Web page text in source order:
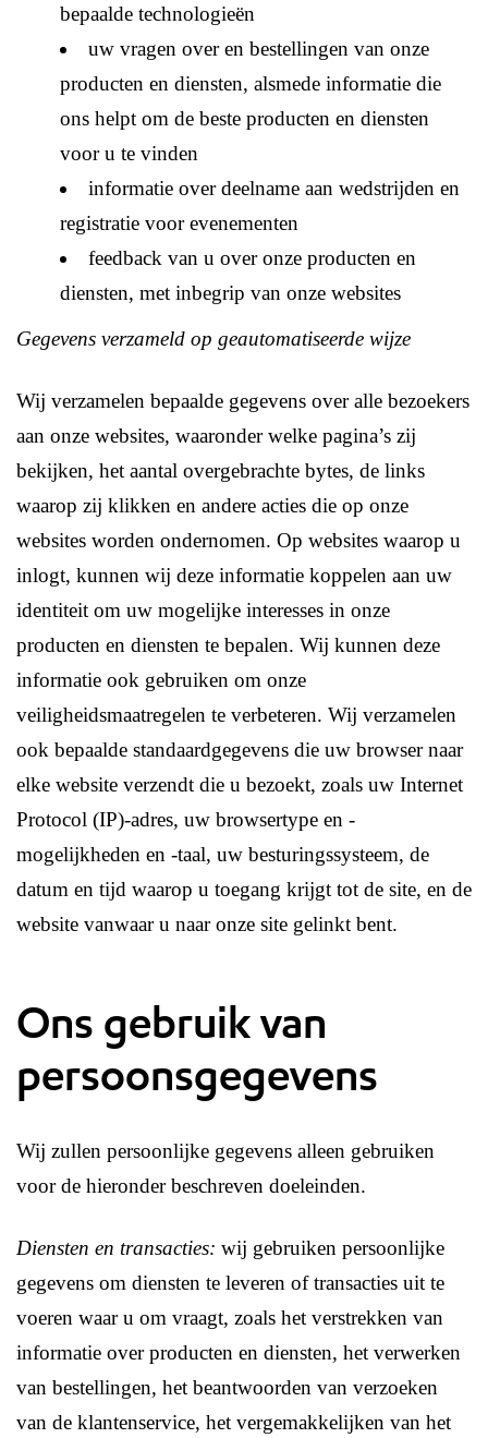
bepaalde technologieën
uw vragen over en bestellingen van onze
producten en diensten, alsmede informatie die
ons helpt om de beste producten en diensten
voor u te vinden
informatie over deelname aan wedstrijden en
registratie voor evenementen
feedback van u over onze producten en
diensten, met inbegrip van onze websites
Gegevens verzameld op geautomatiseerde wijze
Wij verzamelen bepaalde gegevens over alle bezoekers
aan onze websites, waaronder welke pagina’s zij
bekijken, het aantal overgebrachte bytes, de links
waarop zij klikken en andere acties die op onze
websites worden ondernomen. Op websites waarop u
inlogt, kunnen wij deze informatie koppelen aan uw
identiteit om uw mogelijke interesses in onze
producten en diensten te bepalen. Wij kunnen deze
informatie ook gebruiken om onze
veiligheidsmaatregelen te verbeteren. Wij verzamelen
ook bepaalde standaardgegevens die uw browser naar
elke website verzendt die u bezoekt, zoals uw Internet
Protocol (IP)-adres, uw browsertype en -
mogelijkheden en -taal, uw besturingssysteem, de
datum en tijd waarop u toegang krijgt tot de site, en de
website vanwaar u naar onze site gelinkt bent.
Ons gebruik van
persoonsgegevens
Wij zullen persoonlijke gegevens alleen gebruiken
voor de hieronder beschreven doeleinden.
Diensten en transacties: wij gebruiken persoonlijke
gegevens om diensten te leveren of transacties uit te
voeren waar u om vraagt, zoals het verstrekken van
informatie over producten en diensten, het verwerken
van bestellingen, het beantwoorden van verzoeken
van de klantenservice, het vergemakkelijken van het